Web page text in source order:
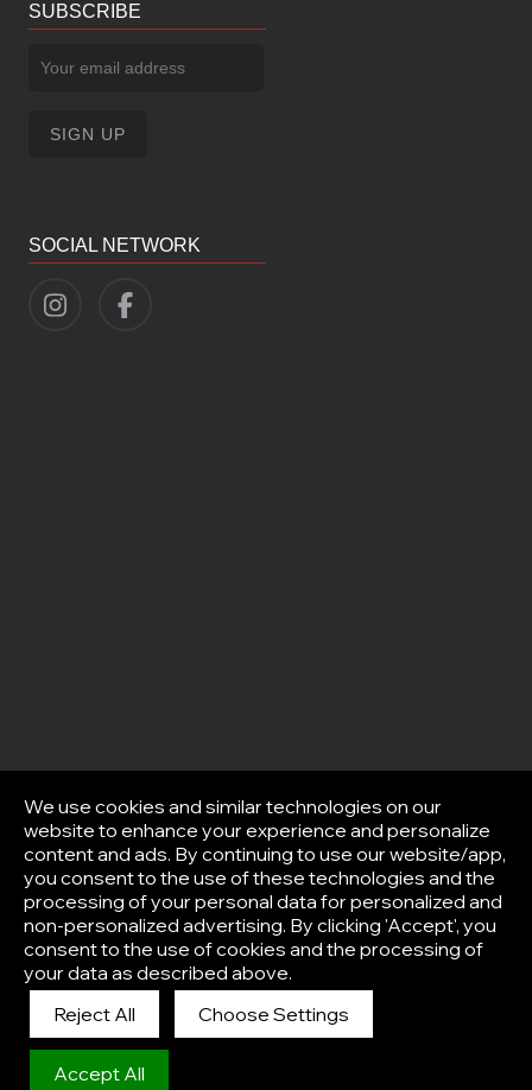
SUBSCRIBE
SOCIAL NETWORK
Afisha
We use cookies and similar technologies on our
website to enhance your experience and personalize
content and ads. By continuing to use our website/app,
you consent to the use of these technologies and the
processing of your personal data for personalized and
non-personalized advertising. By clicking 'Accept', you
consent to the use of cookies and the processing of
your data as described above.
Reject All
Choose Settings
Accept All